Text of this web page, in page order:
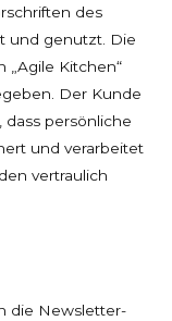
des
und genutzt. Die
„Agile Kitchen“
Der Kunde
persönliche
und verarbeitet
vertraulich
die Newsletter-